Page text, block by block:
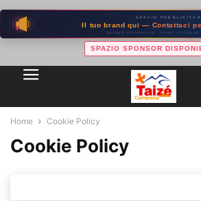
SPAZIO
Il tuo brand qui — Contattaci
BANNER ORIZZONTALE · 728×90 / 970×90 px
SPAZIO SPONSOR
Home Cookie Policy
Cookie Policy